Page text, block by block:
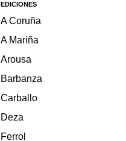
EDICIONES
A Coruña
A Mariña
Arousa
Barbanza
Carballo
Deza
Ferrol